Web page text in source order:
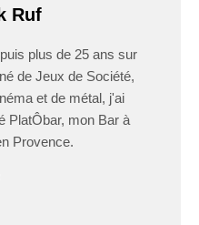
Ruf
plus de 25 ans sur
de Jeux de Société,
et de métal, j'ai
PlatÔbar, mon Bar à
Provence.